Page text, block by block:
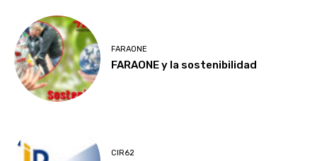
FARAONE
FARAONE y la sostenibilidad
CIR62